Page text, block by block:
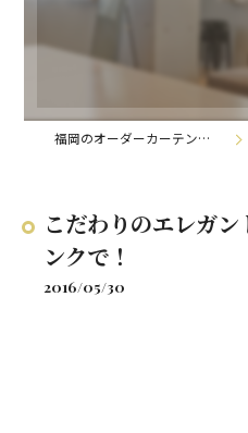
福岡のオーダーカーテンなら株式会社ロイヤル・インテリア
こだわりのエレガ
ンクで！
2016/05/30